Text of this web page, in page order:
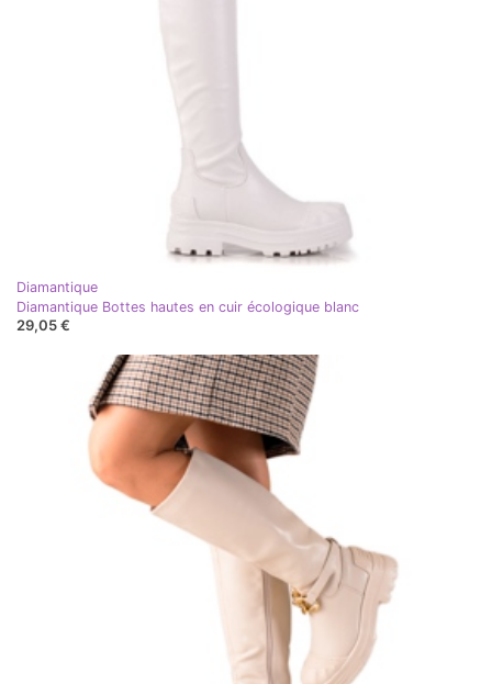
Diamantique
Diamantique Bottes hautes en cuir écologique blanc
29,05 €